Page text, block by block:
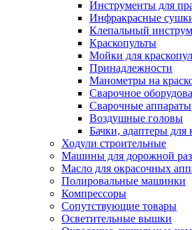
Инструменты для
Инфракрасные
Клепальный
Краскопульты
Мойки для
Принадлежности
Манометры на
Сварочное
Сварочные аппараты
Воздушные головы
Бачки, адаптеры для
Ходули строительные
Машины для дорожной
Масло для окрасочных
Полировальные машинки
Компрессоры
Сопутствующие товары
Осветительные вышки